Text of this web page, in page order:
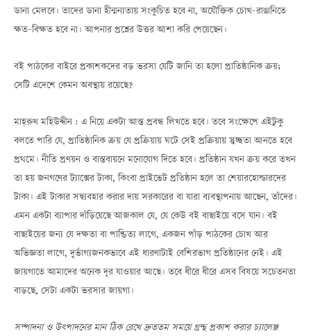
ডানা মেলবে। তাদের ডানা হীন্মন্যতায় সংকুচিত হবে না, অযৌক্তিক চোখ-রাঙানিতে
ক্ষত-বিক্ষত হবে না। আপনার প্রশ্নের উত্তর আশা করি পেয়েছেন।
বই পাঠকের বাইরে প্রকাশকদের বড় ভরসা যেটি জানি তা হলো প্রাতিষ্ঠানিক ক্রয়;
সেটি এদেশে কেমন অবস্থায় রয়েছে?
মাহ্‌রুখ মহিউদ্দীন : এ নিয়ে একটা আস্ত প্রবন্ধ লিখতে হবে। তবে সংক্ষেপে এইটুকু
বলতে পারি যে, প্রাতিষ্ঠানিক ক্রয় যে প্রক্রিয়ায় ঘটে সেই প্রক্রিয়ায় স্বচ্ছতা আনতে হবে
প্রথমে। নীতি প্রণয়ন ও বাস্তবায়নে মনোযোগ দিতে হবে। প্রতিষ্ঠান যখন ক্রয় করে তখন
তা হয় জনগণের ট্যাক্সের টাকা, কিংবা প্রাইভেট প্রতিষ্ঠান হলে তা শেয়ারহোল্ডারদের
টাকা। এই টাকার সদ্ব্যবহার করার দায় সরকারের বা যারা ব্যবস্থাপনায় আছেন, তাঁদের।
এমন একটা ব্যাপার দাঁড়িয়েছে আজকাল যে, যে কেউ বই বাছাইয়ে বসে যান। বই
বাছাইয়ের জন্য যে দক্ষতা বা পাণ্ডিত্য লাগে, একজন পাঁড় পাঠকের চোখ আর
অভিজ্ঞতা লাগে, দুর্ভাগ্যজনকভাবে এই ধারণাটাই বেশিরভাগ প্রতিষ্ঠানের নেই। এই
জায়গাতে আমাদের অনেক দূর যাওয়ার আছে। তবে ধীরে ধীরে এসব বিষয়ে সচেতনতা
বাড়ছে, সেটা একটা ভরসার জায়গা।
সম্পাদনা ও উৎপাদনের মান ঠিক রেখে দ্রুততম সময়ে গ্রন্থ প্রকাশ করার চ্যালেঞ্জ